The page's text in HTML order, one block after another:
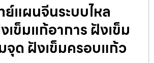
แผนจีนระบบไหล
เข็มแก้อาการ ฝังเข็ม
จุด ฝังเข็มครอบแก้ว